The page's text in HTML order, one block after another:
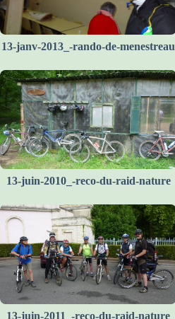
13-janv-2013_-rando-de-menestreau
13-juin-2010_-reco-du-raid-nature
13-juin-2011_-reco-du-raid-nature